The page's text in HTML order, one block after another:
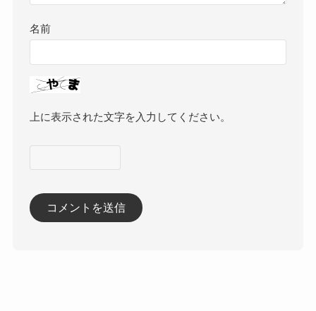
名前
上に表示された文字を入力してください。